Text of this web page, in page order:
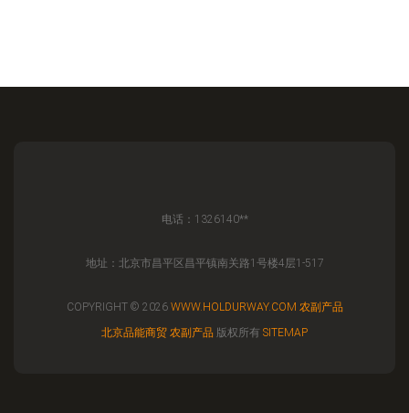
电话：1326140**
地址：北京市昌平区昌平镇南关路1号楼4层1-517
COPYRIGHT © 2026 WWW.HOLDURWAY.COM 农副产品
北京品能商贸 农副产品 版权所有 SITEMAP